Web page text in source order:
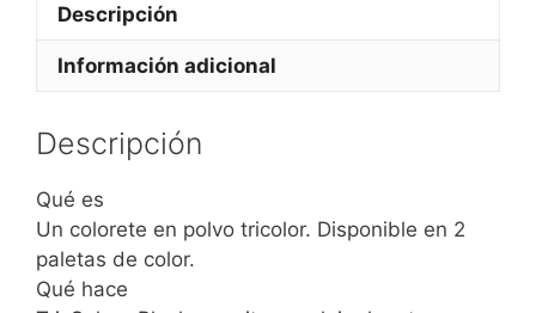
Descripción
Información adicional
Descripción
Qué es
Un colorete en polvo tricolor. Disponible en 2
paletas de color.
Qué hace